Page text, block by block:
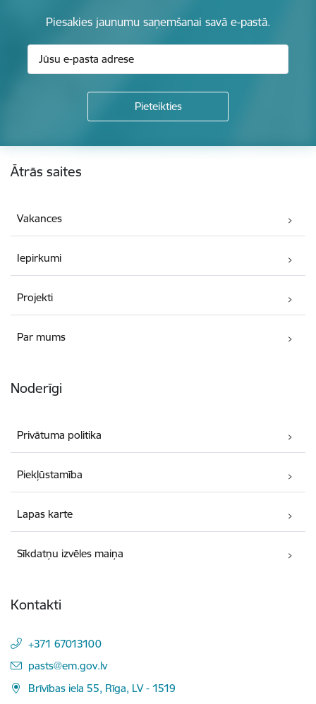
Piesakies jaunumu saņemšanai savā e-pastā.
Kājene
Ātrās saites
Vakances
Iepirkumi
Projekti
Par mums
Noderīgi
Privātuma politika
Piekļūstamība
Lapas karte
Sīkdatņu izvēles maiņa
Kontakti
+371 67013100
E-pasts:
pasts@em.gov.lv
Brīvības iela 55, Rīga, LV - 1519